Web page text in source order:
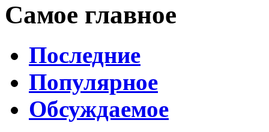
Самое главное
Последние
Популярное
Обсуждаемое